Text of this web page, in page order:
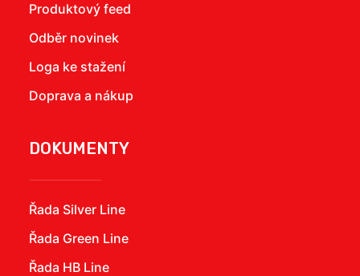
Produktový feed
Odběr novinek
Loga ke stažení
Doprava a nákup
DOKUMENTY
Řada Silver Line
Řada Green Line
Řada HB Line